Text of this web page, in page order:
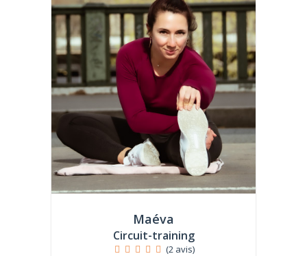
Maéva
Circuit-training
(2 avis)